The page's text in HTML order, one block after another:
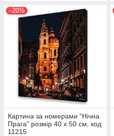
–20%
Картина за номерами "Нічна
Прага" розмір 40 х 50 см, код
11215